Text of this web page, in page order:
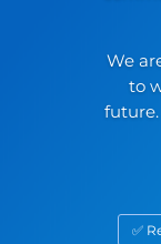
We
to
✅